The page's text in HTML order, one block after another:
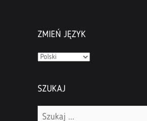
ZMIEŃ JĘZYK
Zmień
SZUKAJ